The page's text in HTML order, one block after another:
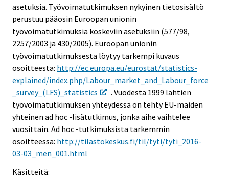
asetuksia. Työvoimatutkimuksen nykyinen tietosisältö
perustuu pääosin Euroopan unionin
työvoimatutkimuksia koskeviin asetuksiin (577/98,
2257/2003 ja 430/2005). Euroopan unionin
työvoimatutkimuksesta löytyy tarkempi kuvaus
osoitteesta: http://ec.europa.eu/eurostat/statistics-
explained/index.php/Labour_market_and_Labour_force
_survey_(LFS)_statistics
. Vuodesta 1999 lähtien
työvoimatutkimuksen yhteydessä on tehty EU-maiden
yhteinen ad hoc -lisätutkimus, jonka aihe vaihtelee
vuosittain. Ad hoc -tutkimuksista tarkemmin
osoitteessa: http://tilastokeskus.fi/til/tyti/tyti_2016-
03-03_men_001.html
Käsitteitä: